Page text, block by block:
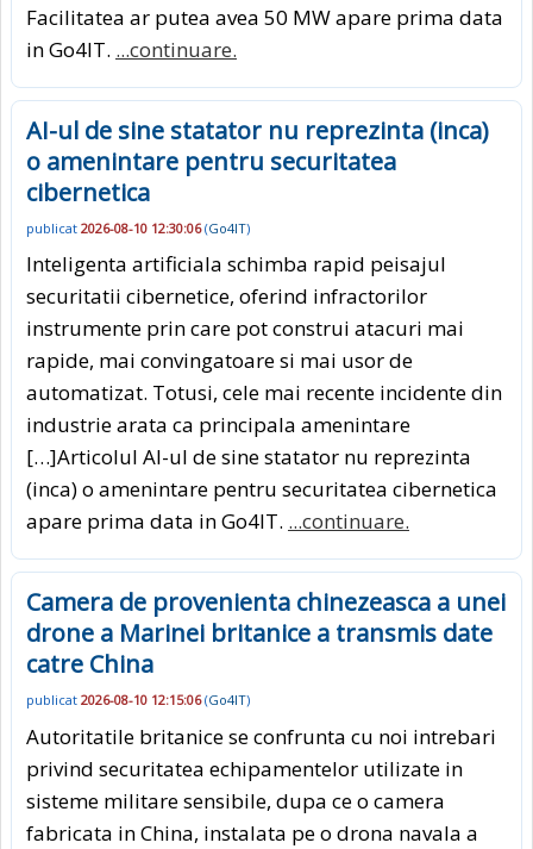
Facilitatea ar putea avea 50 MW apare prima data
in Go4IT. ...continuare.
AI-ul de sine statator nu reprezinta (inca)
o amenintare pentru securitatea
cibernetica
publicat 2026-08-10 12:30:06(Go4IT)
Inteligenta artificiala schimba rapid peisajul
securitatii cibernetice, oferind infractorilor
instrumente prin care pot construi atacuri mai
rapide, mai convingatoare si mai usor de
automatizat. Totusi, cele mai recente incidente din
industrie arata ca principala amenintare
[…]Articolul AI-ul de sine statator nu reprezinta
(inca) o amenintare pentru securitatea cibernetica
apare prima data in Go4IT. ...continuare.
Camera de provenienta chinezeasca a unei
drone a Marinei britanice a transmis date
catre China
publicat 2026-08-10 12:15:06(Go4IT)
Autoritatile britanice se confrunta cu noi intrebari
privind securitatea echipamentelor utilizate in
sisteme militare sensibile, dupa ce o camera
fabricata in China, instalata pe o drona navala a